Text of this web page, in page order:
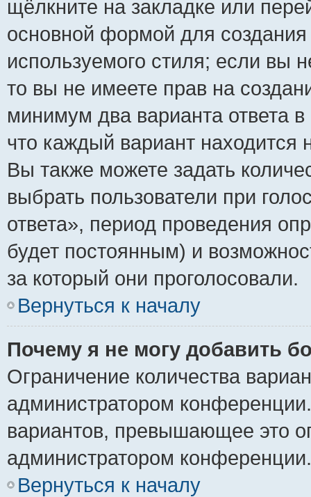
щёлкните на закладке или
основной формой для
используемого стиля; если вы
то вы не имеете прав на
минимум два варианта ответа
что каждый вариант находится
Вы также можете задать
выбрать пользователи при
ответа», период проведения
будет постоянным) и
за который они проголосовали.
Вернуться к началу
Почему я не могу добавить
Ограничение количества
администратором
вариантов, превышающее это
администратором конференции.
Вернуться к началу